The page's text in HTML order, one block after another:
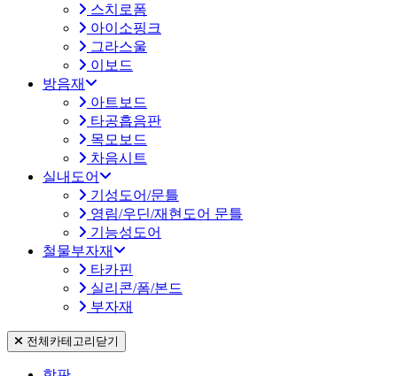
스치로폼
아이소핑크
그라스울
이보드
방음재
아트보드
타공흡음판
목모보드
차음시트
실내도어
기성도어/문틀
영림/우딘/재현도어 문틀
기능성도어
철물부자재
타카핀
실리콘/폼/본드
부자재
전체카테고리 닫기